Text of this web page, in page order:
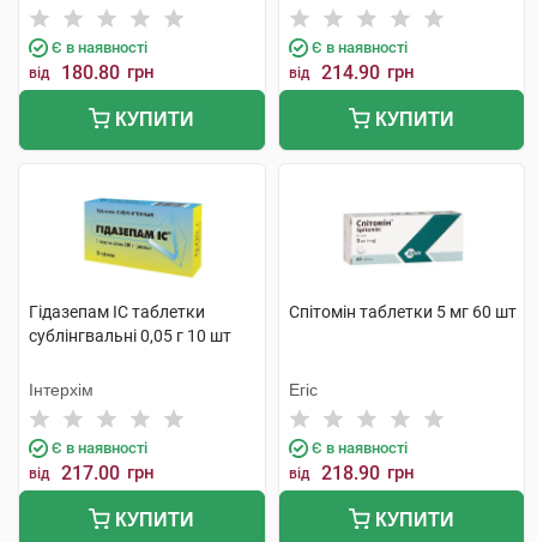
Є в наявності
від 180.80 грн
КУПИТИ
Є в наявності
від 214.90 грн
КУПИТИ
Гідазепам IC таблетки
сублінгвальні 0,05 г 10 шт
Інтерхім
Є в наявності
від 217.00 грн
КУПИТИ
Спітомін таблетки 5 мг 60 шт
Егіс
Є в наявності
від 218.90 грн
КУПИТИ